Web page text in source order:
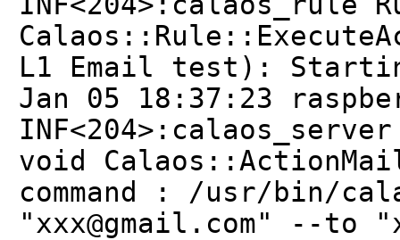
L1 Email test):
Jan 05 18:37:23
void
command : /usr/bin/
"xxx@gmail.com" --to